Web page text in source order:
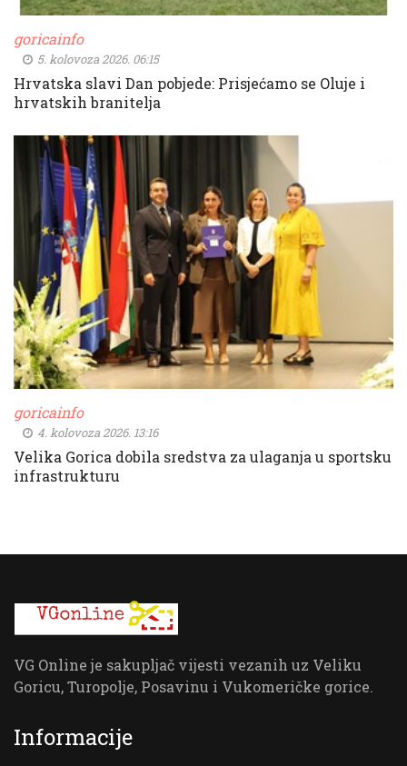
goricainfo
5. kolovoza 2026. 06:15
Hrvatska slavi Dan pobjede: Prisjećamo se Oluje i
hrvatskih branitelja
goricainfo
4. kolovoza 2026. 13:16
Velika Gorica dobila sredstva za ulaganja u sportsku
infrastrukturu
VG Online je sakupljač vijesti vezanih uz Veliku
Goricu, Turopolje, Posavinu i Vukomeričke gorice.
Informacije